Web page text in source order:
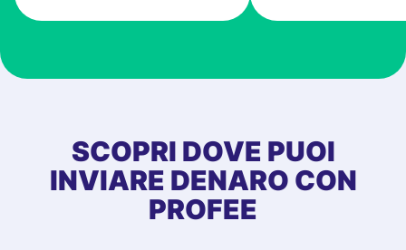
at Profee is very
first started
app, and they
quick to provide
SCOPRI DOVE PUOI
INVIARE DENARO CON
PROFEE